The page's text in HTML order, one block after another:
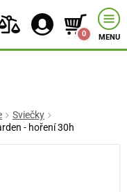
0 MENU
Sviečky
- hoření 30h